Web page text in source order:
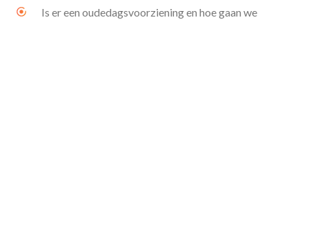
Is er een oudedagsvoorziening en hoe gaan we